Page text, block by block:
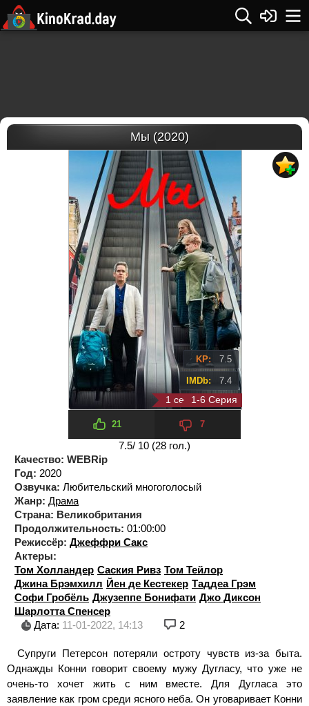
Мы (2020)
1 сезон 4 серия
1-6 Серия
KP: 7.5
IMDb: 7.4
21 7
7.5/ 10 (28 гол.)
Качество: WEBRip
Год: 2020
Озвучка: Любительский многоголосый
Жанр: Драма
Страна: Великобритания
Продолжительность: 01:00:00
Режиссёр: Джеффри Сакс
Актеры:
Том Холландер Саския Ривз Том Тейлор
Джина Брэмхилл Йен де Кестекер Таддеа Грэм
Софи Гробёль Джузеппе Бонифати Джо Диксон
Шарлотта Спенсер
Дата: 11-01-2022, 14:13 2
Супруги Петерсон потеряли остроту чувств из-за быта.
Однажды Конни говорит своему мужу Дугласу, что уже не
очень-то хочет жить с ним вместе. Для Дугласа это
заявление как гром среди ясного неба. Он уговаривает Конни